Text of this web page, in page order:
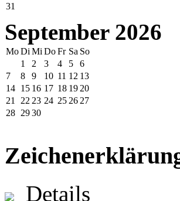
31
September 2026
MoDi Mi DoFr Sa So
1
2 3 4 5
6
7
8 9 10 11 12 13
14 15 16 17 18 19 20
21
22 23 24 25 26 27
28 2930
Details